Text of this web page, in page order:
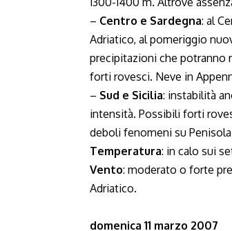
– Centro e Sardegna: al
Adriatico, al pomeriggio
precipitazioni che potranno
forti rovesci. Neve in
– Sud e Sicilia: instabilità
intensità. Possibili forti
deboli fenomeni su
Temperatura: in calo sui
Vento: moderato o forte
Adriatico.
domenica 11 marzo 2007